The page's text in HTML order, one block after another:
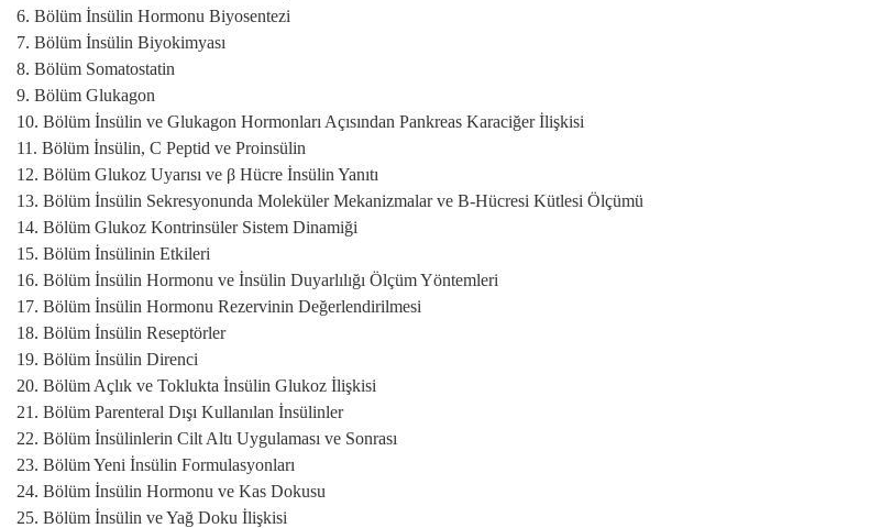
6. Bölüm İnsülin Hormonu Biyosentezi
7. Bölüm İnsülin Biyokimyası
8. Bölüm Somatostatin
9. Bölüm Glukagon
10. Bölüm İnsülin ve Glukagon Hormonları Açısından Pankreas Karaciğer İlişkisi
11. Bölüm İnsülin, C Peptid ve Proinsülin
12. Bölüm Glukoz Uyarısı ve β Hücre İnsülin Yanıtı
13. Bölüm İnsülin Sekresyonunda Moleküler Mekanizmalar ve Β-Hücresi Kütlesi Ölçümü
14. Bölüm Glukoz Kontrinsüler Sistem Dinamiği
15. Bölüm İnsülinin Etkileri
16. Bölüm İnsülin Hormonu ve İnsülin Duyarlılığı Ölçüm Yöntemleri
17. Bölüm İnsülin Hormonu Rezervinin Değerlendirilmesi
18. Bölüm İnsülin Reseptörler
19. Bölüm İnsülin Direnci
20. Bölüm Açlık ve Toklukta İnsülin Glukoz İlişkisi
21. Bölüm Parenteral Dışı Kullanılan İnsülinler
22. Bölüm İnsülinlerin Cilt Altı Uygulaması ve Sonrası
23. Bölüm Yeni İnsülin Formulasyonları
24. Bölüm İnsülin Hormonu ve Kas Dokusu
25. Bölüm İnsülin ve Yağ Doku İlişkisi